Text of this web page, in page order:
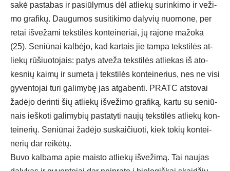
sa­kė pa­sta­bas ir pa­siū­ly­mus dėl at­lie­kų su­rin­ki­mo ir ve­ži­
mo gra­fi­kų. Dau­gu­mos su­si­ti­ki­mo da­ly­vių nuo­mo­ne, per
re­tai iš­ve­ža­mi teks­ti­lės kon­tei­ne­riai, jų ra­jo­ne ma­žo­ka
(25). Se­niū­nai kal­bė­jo, kad kar­tais jie tam­pa teks­ti­lės at­
lie­kų rū­šiuo­to­jais: pa­tys at­ve­ža teks­ti­lės at­lie­kas iš ato­
kes­nių kai­mų ir su­me­ta į teks­ti­lės kon­tei­ne­rius, nes ne vi­si
gy­ven­to­jai tu­ri ga­li­my­bę jas at­ga­ben­ti. PRATC at­sto­vai
ža­dė­jo de­rin­ti šių at­lie­kų iš­ve­ži­mo gra­fi­ką, kar­tu su se­niū­
nais ieš­ko­ti ga­li­my­bių pa­sta­ty­ti nau­jų teks­ti­lės at­lie­kų kon­
tei­ne­rių. Se­niū­nai ža­dė­jo su­skai­čiuo­ti, kiek to­kių kon­tei­
ne­rių dar rei­kė­tų.
Bu­vo kal­ba­ma apie mais­to at­lie­kų iš­ve­ži­mą. Tai nau­jas